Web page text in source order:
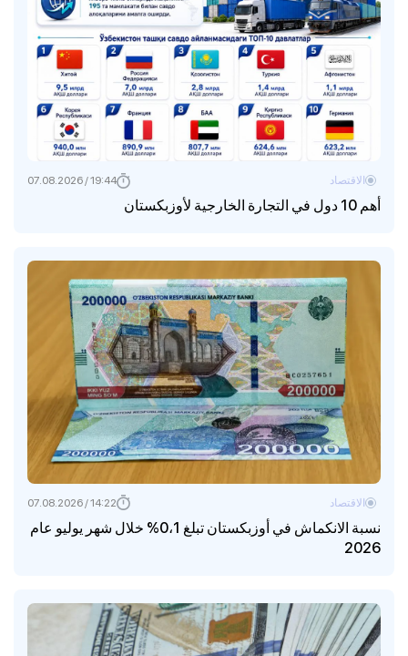
أهم 10 دول في التجارة الخارجية لأوزبكستان
الاقتصاد 19:44 / 07.08.2026
نسبة الانكماش في أوزبكستان تبلغ 0،1% خلال شهر يوليو عام
2026
الاقتصاد 14:22 / 07.08.2026